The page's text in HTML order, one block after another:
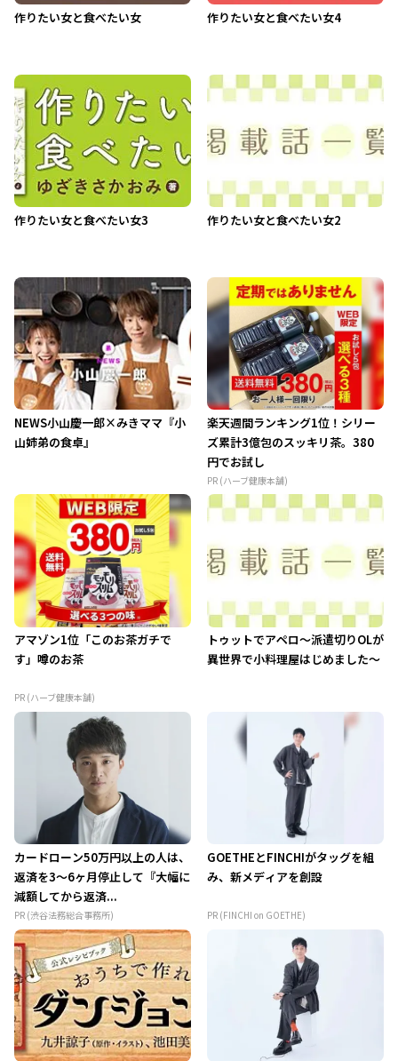
作りたい女と食べたい女 作りたい女と食べたい女4
作りたい女と食べたい女3 作りたい女と食べたい女2
NEWS小山慶一郎×みきママ『小
山姉弟の食卓』
楽天週間ランキング1位！シリー
ズ累計3億包のスッキリ茶。380
円でお試し
PR (ハーブ健康本舗)
アマゾン1位「このお茶ガチで
す」噂のお茶
PR (ハーブ健康本舗)
トゥットでアペロ～派遣切りOLが
異世界で小料理屋はじめました～
カードローン50万円以上の人は、
返済を3～6ヶ月停止して『大幅に
減額してから返済...
PR (渋谷法務総合事務所)
GOETHEとFINCHIがタッグを組
み、新メディアを創設
PR (FINCHI on GOETHE)